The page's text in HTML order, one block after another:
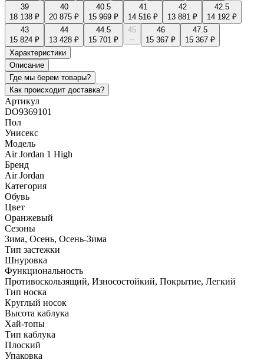
39
18 138 ₽
40
20 875 ₽
40.5
15 969 ₽
41
14 516 ₽
42
13 881 ₽
42.5
14 192 ₽
43
15 824 ₽
44
13 428 ₽
44.5
15 701 ₽
45
--
46
15 367 ₽
47.5
15 367 ₽
Характеристики
Описание
Где мы берем товары?
Как происходит доставка?
Артикул
DO9369101
Пол
Унисекс
Модель
Air Jordan 1 High
Бренд
Air Jordan
Категория
Обувь
Цвет
Оранжевый
Сезоны
Зима, Осень, Осень-Зима
Тип застежки
Шнуровка
Функциональность
Противоскользящий, Износостойкий, Покрытие, Легкий
Тип носка
Круглый носок
Высота каблука
Хай-топы
Тип каблука
Плоский
Упаковка